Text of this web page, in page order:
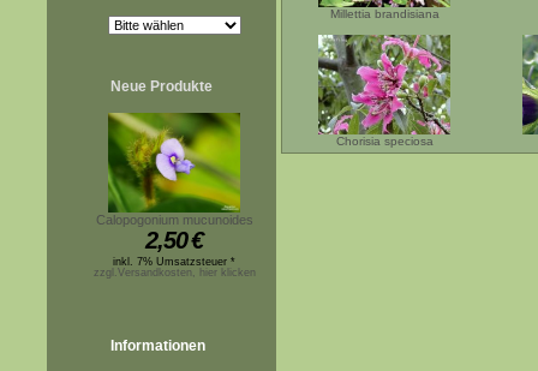
Neue Produkte
Calopogonium mucunoides
2,50€
inkl. 7% Umsatzsteuer *
zzgl.Versandkosten, hier klicken
Informationen
Millettia brandisiana
Chorisia speciosa